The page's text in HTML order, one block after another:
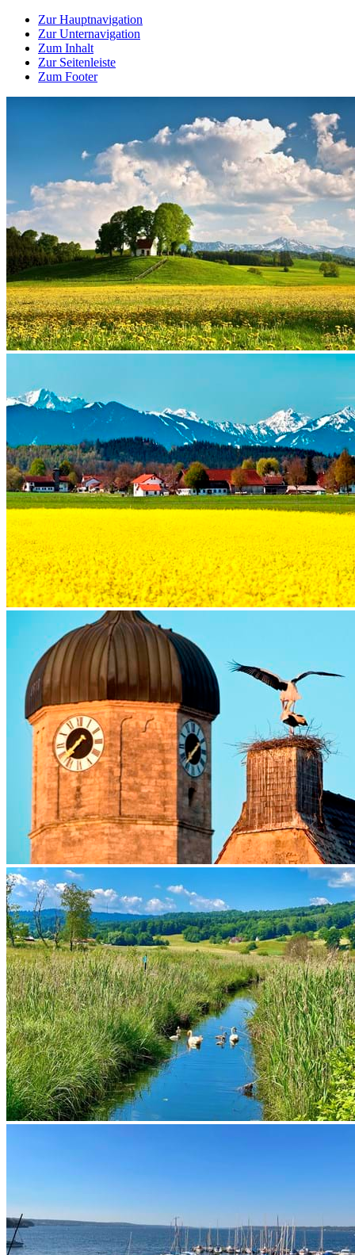
Zur Hauptnavigation
Zur Unternavigation
Zum Inhalt
Zur Seitenleiste
Zum Footer